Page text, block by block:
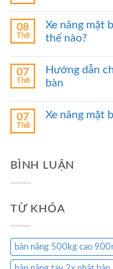
08
Th8
Xe nâng mặt
thế nào?
07
Th8
Hướng dẫn
bàn
07
Th8
Xe nâng mặt
BÌNH LUẬN
TỪ KHÓA
bàn nâng 500kg cao